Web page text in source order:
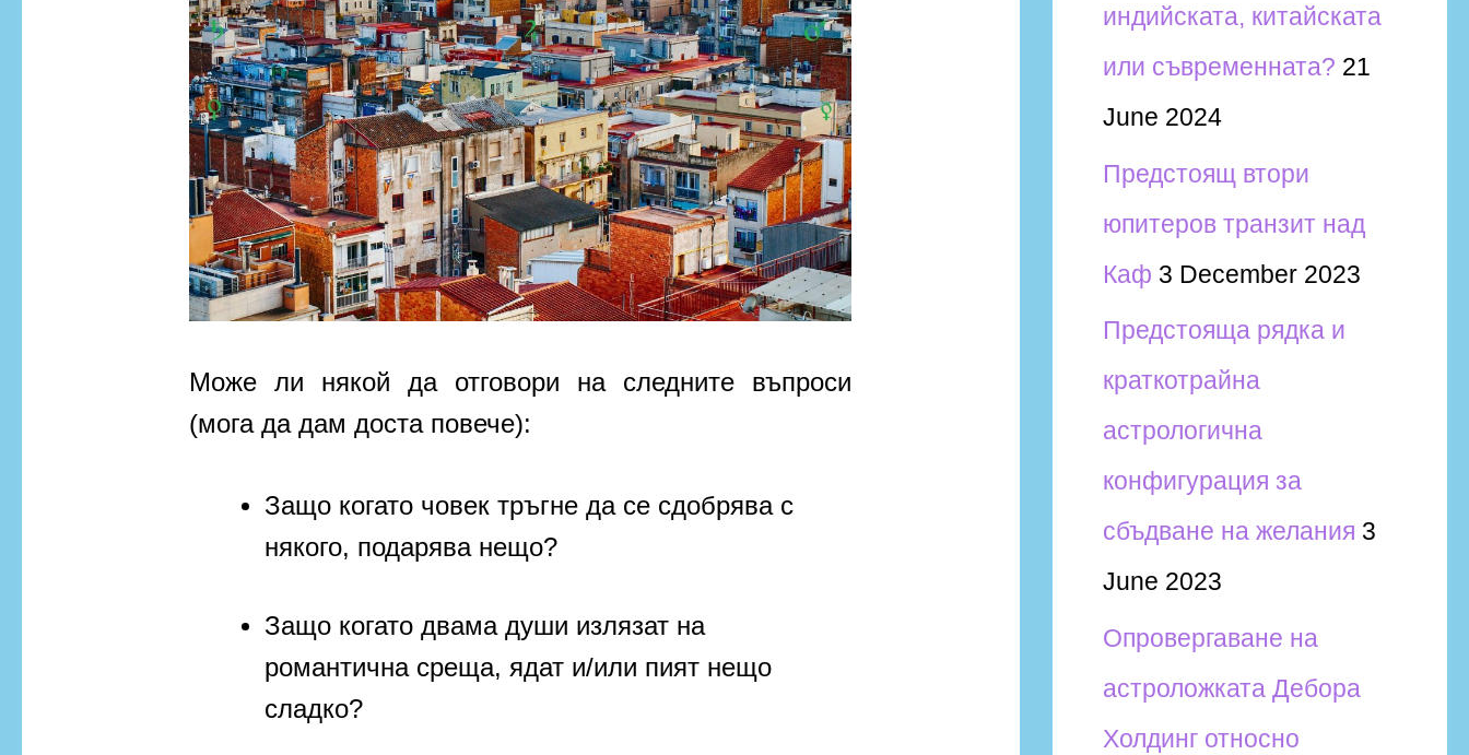
Може ли някой да отговори на следните въпроси
(мога да дам доста повече):
Защо когато човек тръгне да се сдобрява с
някого, подарява нещо?
Защо когато двама души излязат на
романтична среща, ядат и/или пият нещо
сладко?
индийската, китайската
или съвременната? 21
June 2024
Предстоящ втори
юпитеров транзит над
Каф 3 December 2023
Предстояща рядка и
краткотрайна
астрологична
конфигурация за
сбъдване на желания 3
June 2023
Опровергаване на
астроложката Дебора
Холдинг относно